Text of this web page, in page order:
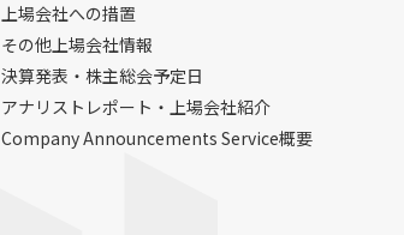
上場会社への措置
その他上場会社情報
決算発表・株主総会予定日
アナリストレポート・上場会社紹介
Company Announcements Service概要